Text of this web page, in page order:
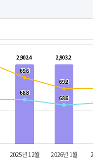
2,902.4
2,902.4 2,903.2
2,903.2
68.8
68.8
68.6
68.6
69.6
69.6
69.2
69.2
2025년 12월 2026년 1월